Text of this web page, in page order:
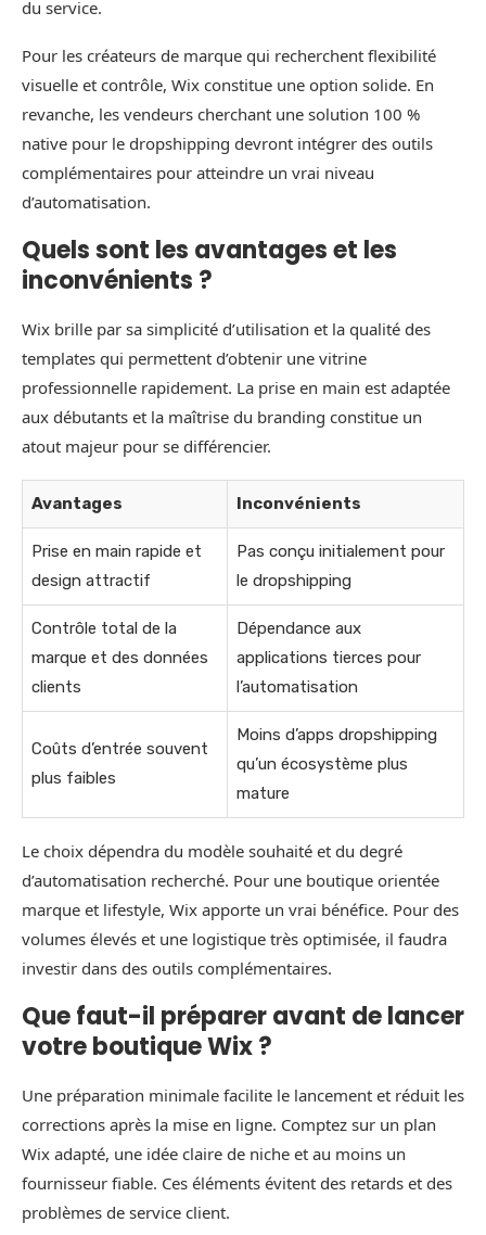
du service.
Pour les créateurs de marque qui recherchent flexibilité
visuelle et contrôle, Wix constitue une option solide. En
revanche, les vendeurs cherchant une solution 100 %
native pour le dropshipping devront intégrer des outils
complémentaires pour atteindre un vrai niveau
d’automatisation.
Quels sont les avantages et les
inconvénients ?
Wix brille par sa simplicité d’utilisation et la qualité des
templates qui permettent d’obtenir une vitrine
professionnelle rapidement. La prise en main est adaptée
aux débutants et la maîtrise du branding constitue un
atout majeur pour se différencier.
Avantages Inconvénients
Prise en main rapide et
design attractif
Pas conçu initialement pour
le dropshipping
Contrôle total de la
marque et des données
clients
Dépendance aux
applications tierces pour
l’automatisation
Coûts d’entrée souvent
plus faibles
Moins d’apps dropshipping
qu’un écosystème plus
mature
Le choix dépendra du modèle souhaité et du degré
d’automatisation recherché. Pour une boutique orientée
marque et lifestyle, Wix apporte un vrai bénéfice. Pour des
volumes élevés et une logistique très optimisée, il faudra
investir dans des outils complémentaires.
Que faut-il préparer avant de lancer
votre boutique Wix ?
Une préparation minimale facilite le lancement et réduit les
corrections après la mise en ligne. Comptez sur un plan
Wix adapté, une idée claire de niche et au moins un
fournisseur fiable. Ces éléments évitent des retards et des
problèmes de service client.